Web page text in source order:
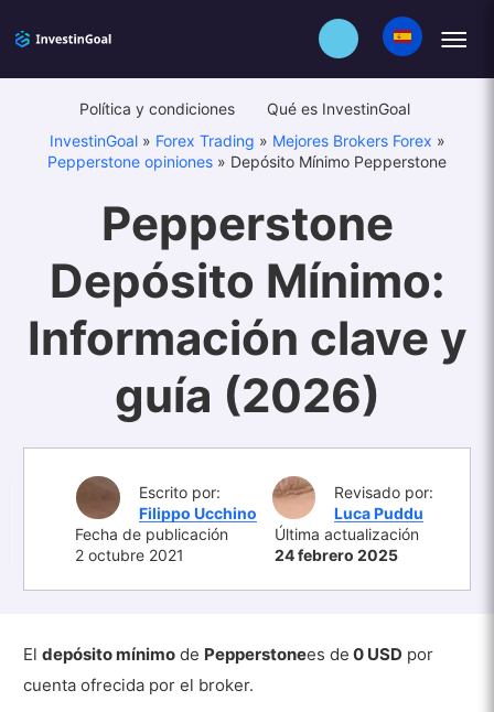
Política y condiciones
Qué es InvestinGoal
InvestinGoal» Forex Trading » Mejores Brokers Forex »
Pepperstone opiniones » Depósito Mínimo Pepperstone
Pepperstone
Depósito Mínimo:
Información clave y
guía (2026)
Escrito por:
Filippo Ucchino
Revisado por:
Luca Puddu
Fecha de publicación
2 octubre 2021
Última actualización
24 febrero 2025
Eldepósito mínimo de Pepperstonees de 0 USD por
cuenta ofrecida por el broker.